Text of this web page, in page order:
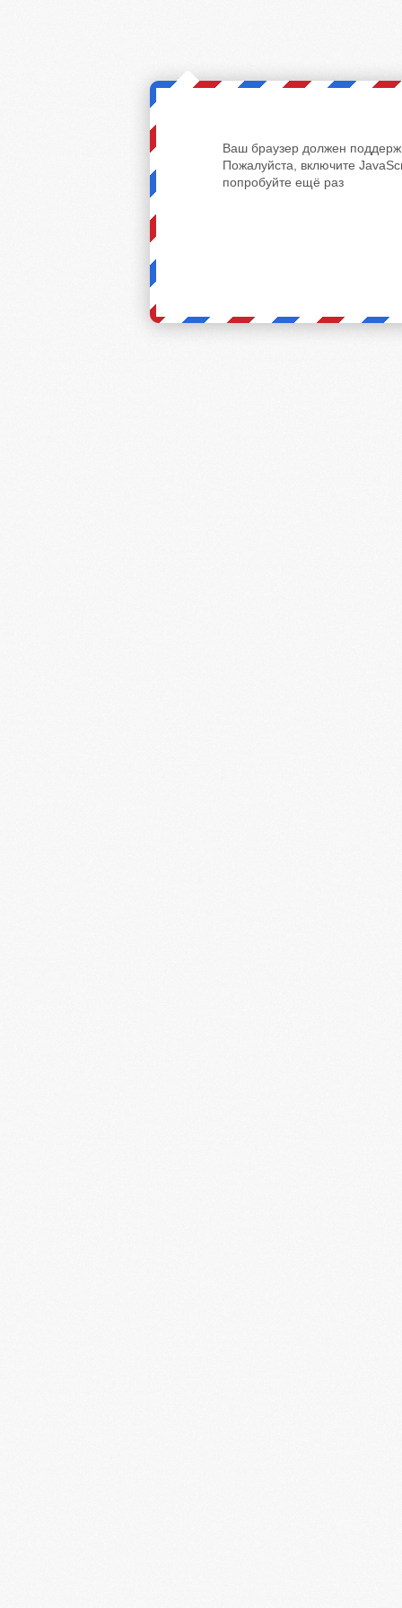
Ваш браузер должен
Пожалуйста, включите
попробуйте ещё раз